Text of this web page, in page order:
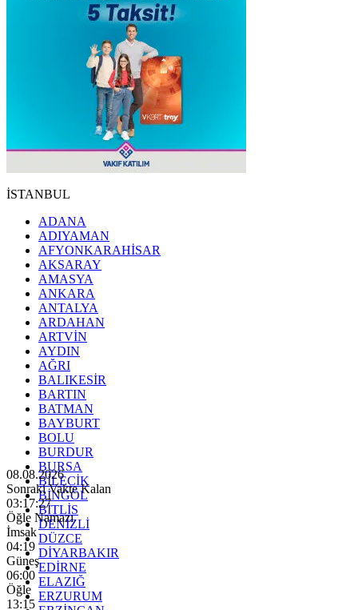
İSTANBUL
ADANA
ADIYAMAN
AFYONKARAHİSAR
AKSARAY
AMASYA
ANKARA
ANTALYA
ARDAHAN
ARTVİN
AYDIN
AĞRI
BALIKESİR
BARTIN
BATMAN
BAYBURT
BOLU
BURDUR
BURSA
BİLECİK
BİNGÖL
BİTLİS
DENİZLİ
DÜZCE
DİYARBAKIR
EDİRNE
ELAZIĞ
ERZURUM
08.08.2026
Sonraki Vakte Kalan
03:17:25
Öğle Namazı
İmsak
04:19
Güneş
06:00
Öğle
13:15